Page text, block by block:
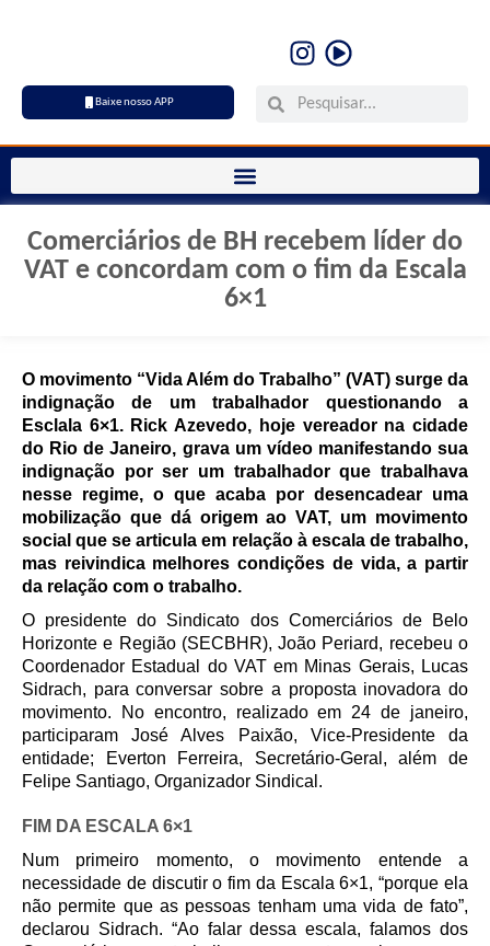
Baixe nosso APP
Comerciários de BH recebem líder do
VAT e concordam com o fim da Escala
6×1
O movimento “Vida Além do Trabalho” (VAT) surge da
indignação de um trabalhador questionando a
Esclala 6×1. Rick Azevedo, hoje vereador na cidade
do Rio de Janeiro, grava um vídeo manifestando sua
indignação por ser um trabalhador que trabalhava
nesse regime, o que acaba por desencadear uma
mobilização que dá origem ao VAT, um movimento
social que se articula em relação à escala de trabalho,
mas reivindica melhores condições de vida, a partir
da relação com o trabalho.
O presidente do Sindicato dos Comerciários de Belo
Horizonte e Região (SECBHR), João Periard, recebeu o
Coordenador Estadual do VAT em Minas Gerais, Lucas
Sidrach, para conversar sobre a proposta inovadora do
movimento. No encontro, realizado em 24 de janeiro,
participaram José Alves Paixão, Vice-Presidente da
entidade; Everton Ferreira, Secretário-Geral, além de
Felipe Santiago, Organizador Sindical.
FIM DA ESCALA 6×1
Num primeiro momento, o movimento entende a
necessidade de discutir o fim da Escala 6×1, “porque ela
não permite que as pessoas tenham uma vida de fato”,
declarou Sidrach. “Ao falar dessa escala, falamos dos